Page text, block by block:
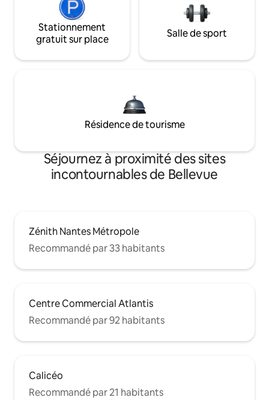
Stationnement
gratuit sur place
Salle de sport
Résidence de tourisme
Séjournez à proximité des sites
incontournables de Bellevue
Zénith Nantes Métropole
Recommandé par 33 habitants
Centre Commercial Atlantis
Recommandé par 92 habitants
Calicéo
Recommandé par 21 habitants